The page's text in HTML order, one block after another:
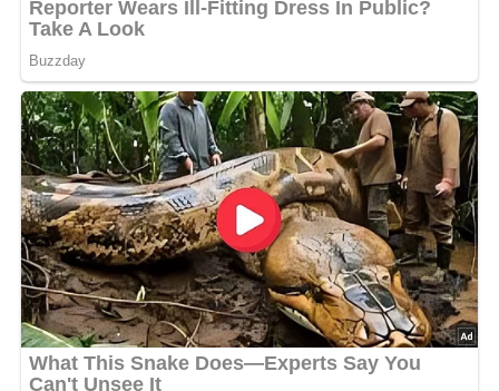
Tipps für Diabetiker
Achte auf die Kohlenhydratmenge und wähle
Vollkornprodukte als Beilage. Reduziere gegebenenfalls